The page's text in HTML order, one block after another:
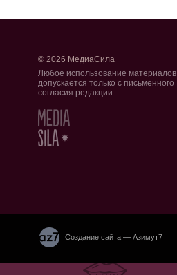
© 2026 МедиаСила
Любое использование материалов
допускается только с письменного
согласия редакции.
Создание сайта — Азимут7